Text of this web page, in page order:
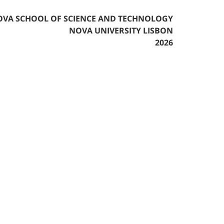
SCHOOL OF SCIENCE AND TECHNOLOGY
NOVA UNIVERSITY LISBON
2026